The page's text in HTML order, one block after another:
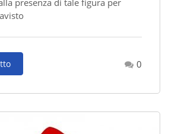
presenza di tale figura per
0